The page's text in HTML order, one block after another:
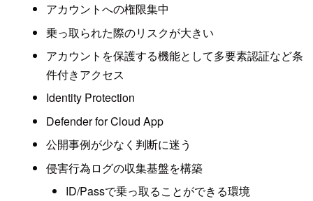
アカウントへの権限集中
乗っ取られた際のリスクが大きい
アカウントを保護する機能として多要素認証など条
件付きアクセス
Identity Protection
Defender for Cloud App
公開事例が少なく判断に迷う
侵害行為ログの収集基盤を構築
ID/Passで乗っ取ることができる環境